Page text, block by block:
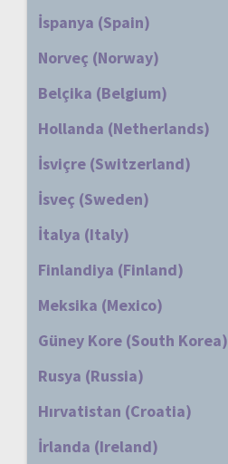
İspanya (Spain)
Norveç (Norway)
Belçika (Belgium)
Hollanda (Netherlands)
İsviçre (Switzerland)
İsveç (Sweden)
İtalya (Italy)
Finlandiya (Finland)
Meksika (Mexico)
Güney Kore (South Korea)
Rusya (Russia)
Hırvatistan (Croatia)
İrlanda (Ireland)